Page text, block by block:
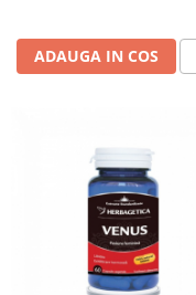
ADAUGA IN COS